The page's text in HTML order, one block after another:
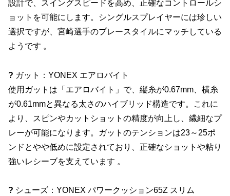
設計で、スイングスピードを高め、正確なコントロールシ
ョットを可能にします。​シングルスプレイヤーには珍しい
選択ですが、宮崎選手のプレースタイルにマッチしている
ようです 。​
? ガット：YONEX エアロバイト
使用ガットは「エアロバイト」で、縦糸が0.67mm、横糸
が0.61mmと異なる太さのハイブリッド構造です。​これに
より、スピンやカットショットの精度が向上し、繊細なプ
レーが可能になります。​ガットのテンションは23～25ポ
ンドとやや低めに設定されており、正確なショットや粘り
強いレシーブを支えています 。​
? シューズ：YONEX パワークッション65Z スリム